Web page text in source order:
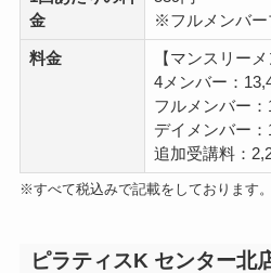
金
※フルメンバー
料金
【マンスリー
4メンバー：
フルメンバー：
デイメンバー：
追加受講料：
※すべて税込みで記載をしております。
ピラティスK センター北